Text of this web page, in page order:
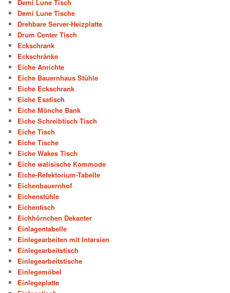
Demi Lune Tisch
Demi Lune Tische
Drehbare Server-Heizplatte
Drum Center Tisch
Eckschrank
Eckschränke
Eiche Anrichte
Eiche Bauernhaus Stühle
Eiche Eckschrank
Eiche Esstisch
Eiche Mönche Bank
Eiche Schreibtisch Tisch
Eiche Tisch
Eiche Tische
Eiche Wakes Tisch
Eiche walisische Kommode
Eiche-Refektorium-Tabelle
Eichenbauernhof
Eichenstühle
Eichentisch
Eichhörnchen Dekanter
Einlagentabelle
Einlegearbeiten mit Intarsien
Einlegearbeitstisch
Einlegearbeitstische
Einlegemöbel
Einlegeplatte